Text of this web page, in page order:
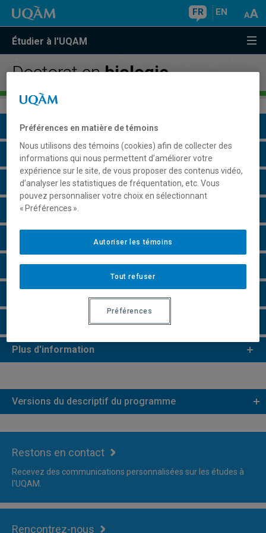
FR EN
Étudier à l'UQAM
Doctorat enbiologie
Présentation du programme
Conditions d'admission
Cours à suivre et horaires
Particularités
Perspectives professionnelles
Champs de recherche
Faire une demande d'admission
Plus d'information
Versions du descriptif du programme
Restons en contact
Recevez des communications personnalisées sur les études à
l'UQAM.
Rencontrez-nous
Préférences en matière de témoins
Nous utilisons des témoins (cookies) afin de collecter des
informations qui nous permettent d’améliorer votre
expérience sur le site, de vous proposer des contenus vidéo,
d’analyser les statistiques de fréquentation, etc. Vous
pouvez personnaliser votre choix en sélectionnant
« Préférences ».
Tout refuser
Autoriser les témoins
Préférences